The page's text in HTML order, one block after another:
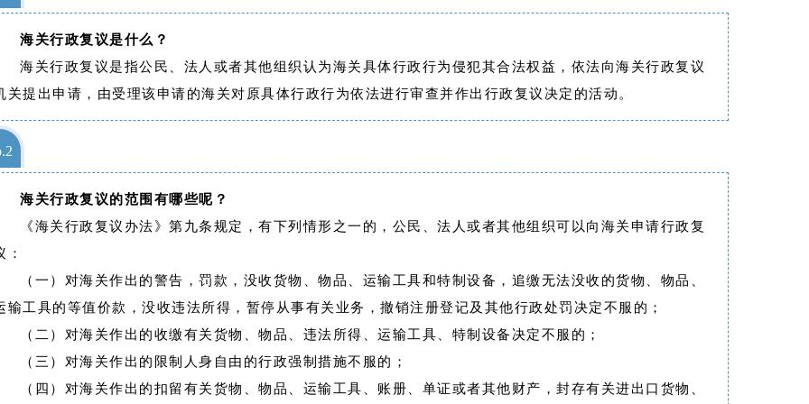
海关行政复议是什么？
海关行政复议是指公民、法人或者其他组织认为海关具体行政行为侵犯其合法权益，依法向海关行政复议
关提出申请，由受理该申请的海关对原具体行政行为依法进行审查并作出行政复议决定的活动。
海关行政复议的范围有哪些呢？
《海关行政复议办法》 第九条规定， 有下列情形之一的，公民、法人或者其他组织可以向海关申请行政复
：
（一）对海关作出的警告，罚款，没收货物、物品、运输工具和特制设备，追缴无法没收的货物、物品、
输工具的等值价款，没收违法所得，暂停从事有关业务，撤销注册登记及其他行政处罚决定不服的；
（二）对海关作出的收缴有关货物、物品、违法所得、运输工具、特制设备决定不服的；
（三）对海关作出的限制人身自由的行政强制措施不服的；
（四）对海关作出的扣留有关货物、物品、运输工具、账册、单证或者其他财产，封存有关进出口货物、